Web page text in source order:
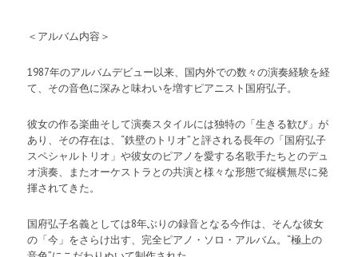
＜アルバム内容＞
1987年のアルバムデビュー以来、国内外での数々の演奏経験を経
て、その音色に深みと味わいを増すピアニスト国府弘子。
彼女の作る楽曲そして演奏スタイルには独特の「生きる歓び」が
あり、その存在は、“鉄壁のトリオ”と評される長年の「国府弘子
スペシャルトリオ」や彼女のピアノを愛する名歌手たちとのデュ
オ演奏、またオーケストラとの共演と様々な形態で縦横無尽に発
揮されてきた。
国府弘子名義としては8年ぶりの録音となる今作は、そんな彼女
の「今」をさらけ出す、完全ピアノ・ソロ・アルバム。“極上の